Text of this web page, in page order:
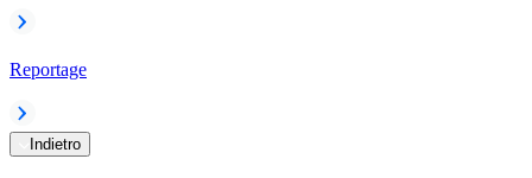
Reportage
Indietro